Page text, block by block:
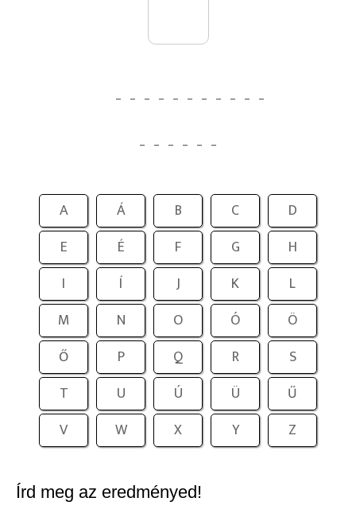
A Á B C
D
E
É F G
H
I
Í J K
L
M
N O Ó
Ö
Ő
P Q R
S
T
U Ú Ü
Ű
V
W X Y Z
Írd meg az eredményed!